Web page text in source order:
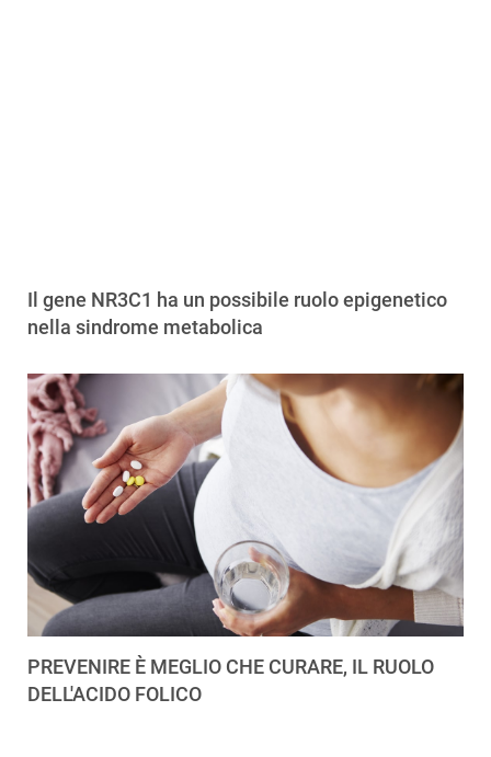
Il gene NR3C1 ha un possibile ruolo epigenetico
nella sindrome metabolica
PREVENIRE È MEGLIO CHE CURARE, IL RUOLO
DELL'ACIDO FOLICO